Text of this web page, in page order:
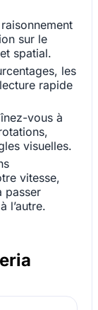
sur le
spatial.
les
rapide
vous à
visuelles.
vitesse,
passer
l’autre.